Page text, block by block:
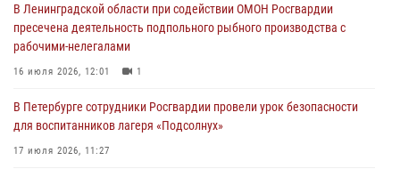
Сотрудники ГУ Росгвардии приняли участие в чемпионатах Северо-
Западного округа войск национальной гвардии РФ по спортивному и
боевому самбо
03 августа 2026, 10:07
В Ленобласти сотрудники ОМОН Росгвардии оказали содействие
полиции в проведении профилактического мероприятия
03 августа 2026, 09:16
В Ленинградской области при содействии ОМОН Росгвардии
пресечена деятельность подпольного рыбного производства с
рабочими-нелегалами
16 июля 2026, 12:01 1
В Петербурге сотрудники Росгвардии провели урок безопасности
для воспитанников лагеря «Подсолнух»
17 июля 2026, 11:27